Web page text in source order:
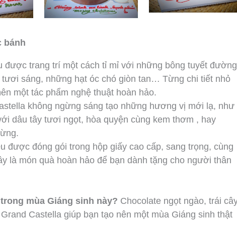
bánh
được trang trí một cách tỉ mỉ với những bông tuyết đường
sáng, những hạt óc chó giòn tan… Từng chi tiết nhỏ
một tác phẩm nghệ thuật hoàn hảo.
không ngừng sáng tạo những hương vị mới lạ, như
dâu tây tươi ngọt, hòa quyện cùng kem thơm , hay
được đóng gói trong hộp giấy cao cấp, sang trọng, cùng
là món quà hoàn hảo để bạn dành tặng cho người thân
mùa Giáng sinh này? Chocolate ngọt ngào, trái
Castella giúp bạn tạo nên một mùa Giáng sinh thật